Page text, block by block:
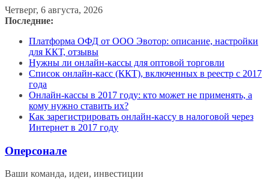
Перейти
к
Четверг, 6 августа, 2026
Последние:
Платформа ОФД от ООО Эвотор: описание, настройки
для ККТ, отзывы
Нужны ли онлайн-кассы для оптовой торговли
Список онлайн-касс (ККТ), включенных в реестр с 2017
года
Онлайн-кассы в 2017 году: кто может не применять, а
кому нужно ставить их?
Как зарегистрировать онлайн-кассу в налоговой через
Интернет в 2017 году
Оперсонале
Ваши команда, идеи, инвестиции